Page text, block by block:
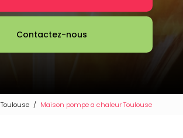
Contactez-nous
Toulouse Maison pompe a chaleur Toulouse